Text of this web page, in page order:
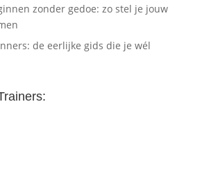
zonder gedoe: zo stel je jouw
de eerlijke gids die je wél